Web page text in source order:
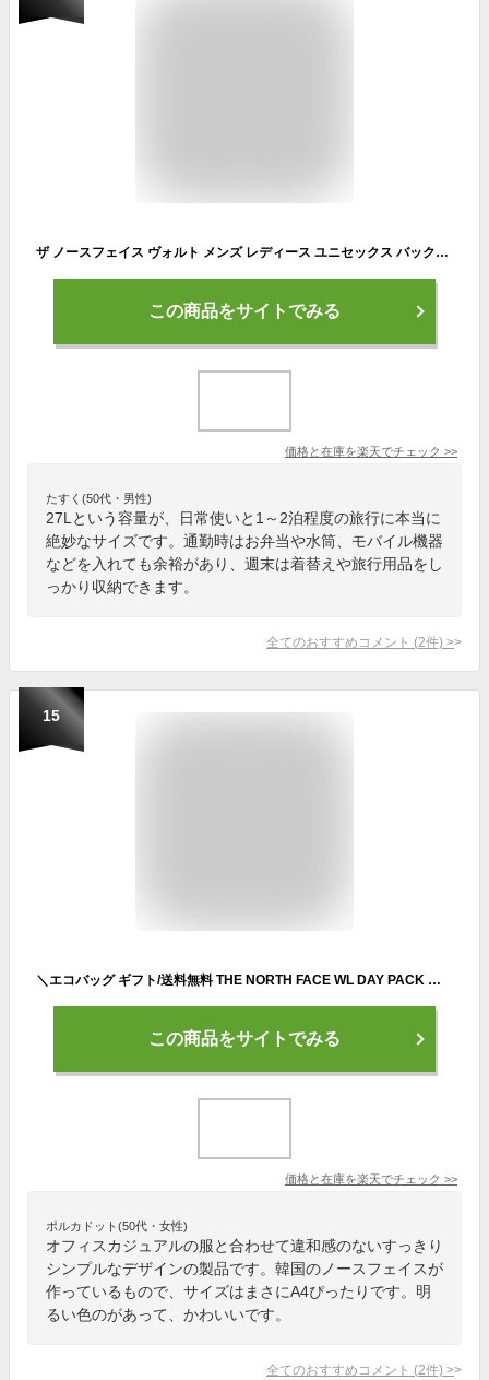
ザ ノースフェイス ヴォルト メンズ レディース ユニセックス バックパック リュック デイパック ブラック 27L 男女兼用 通勤 通学 旅行 定番 人気 PC モバイル 収納 THE NORTH FACE VAULT NF0A3VY2
この商品をサイトでみる
価格と在庫を楽天でチェック >>
たすく(50代・男性)
27Lという容量が、日常使いと1～2泊程度の旅行に本当に
絶妙なサイズです。通勤時はお弁当や水筒、モバイル機器
などを入れても余裕があり、週末は着替えや旅行用品をし
っかり収納できます。
全てのおすすめコメント (2件) >
15
＼エコバッグ ギフト/送料無料 THE NORTH FACE WL DAY PACK ザノースフェイス 韓国正規品 ホワイトレーベル 30L リュック バッグ 大容量 大型 学生 通学 通勤 メンズ レディース 大人 おしゃれ かわいい カジュアル 大人 旅行 マザーズバッグ
この商品をサイトでみる
価格と在庫を楽天でチェック >>
ポルカドット(50代・女性)
オフィスカジュアルの服と合わせて違和感のないすっきり
シンプルなデザインの製品です。韓国のノースフェイスが
作っているもので、サイズはまさにA4ぴったりです。明
るい色のがあって、かわいいです。
全てのおすすめコメント (2件) >